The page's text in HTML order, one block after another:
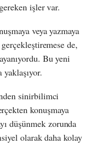
işler var.
veya yazmaya
de,
Bu yeni
sinirbilimci
konuşmaya
düşünmek zorunda
olarak daha kolay